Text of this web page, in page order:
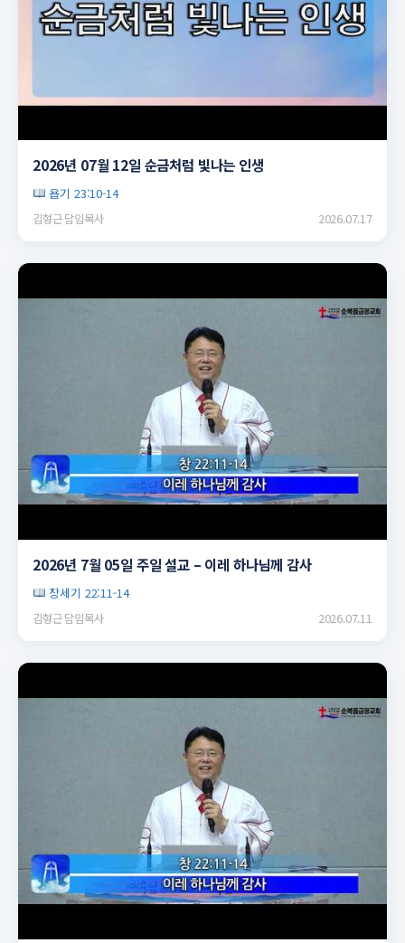
▶
2026년 07월 12일 순금처럼 빛나는 인생
욥기 23:10-14
김형근 담임목사 2026.07.17
▶
2026년 7월 05일 주일 설교 – 이레 하나님께 감사
창세기 22:11-14
김형근 담임목사 2026.07.11